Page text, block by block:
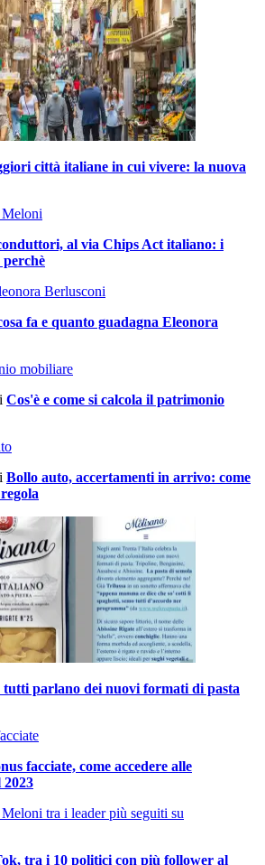
città italiane in cui vivere: la nuova
al via Chips Act italiano: i
perchè
fa e quanto guadagna Eleonora
Cos'è e come si calcola il patrimonio
Bollo auto, accertamenti in arrivo: come
tutti parlano dei nuovi formati di pasta
facciate, come accedere alle
2023
tra i 10 politici con più follower al